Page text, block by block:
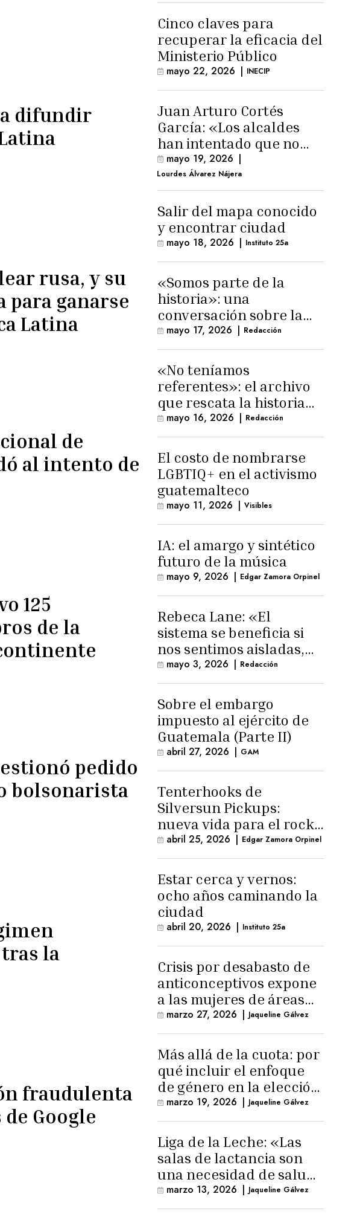
difundir
rusa, y su
ganarse
Latina
de
al intento de
125
de la
pedido
bolsonarista
la
fraudulenta
Google
Cinco claves para
recuperar la eficacia del
Ministerio Público
mayo 22, 2026 | INECIP
Juan Arturo Cortés
García: «Los alcaldes
han intentado que no
exista el terreno
comunal»
mayo 19, 2026 |
Lourdes Álvarez Nájera
Salir del mapa conocido
y encontrar ciudad
mayo 18, 2026 | Instituto 25a
«Somos parte de la
historia»: una
conversación sobre la
memoria trans
masculina
mayo 17, 2026 | Redacción
«No teníamos
referentes»: el archivo
que rescata la historia
trans masculina en
Latinoamérica
mayo 16, 2026 | Redacción
El costo de nombrarse
LGBTIQ+ en el activismo
guatemalteco
mayo 11, 2026 | Visibles
IA: el amargo y sintético
futuro de la música
mayo 9, 2026 | Edgar Zamora Orpinel
Rebeca Lane: «El
sistema se beneficia si
nos sentimos aisladas,
sin esperanza o espacio
para la ternura»
mayo 3, 2026 | Redacción
Sobre el embargo
impuesto al ejército de
Guatemala (Parte II)
abril 27, 2026 | GAM
Tenterhooks de
Silversun Pickups:
nueva vida para el rock
alternativo
abril 25, 2026 | Edgar Zamora Orpinel
Estar cerca y vernos:
ocho años caminando la
ciudad
abril 20, 2026 | Instituto 25a
Crisis por desabasto de
anticonceptivos expone
a las mujeres de áreas
rurales
marzo 27, 2026 | Jaqueline Gálvez
Más allá de la cuota: por
qué incluir el enfoque
de género en la elección
de Fiscal General
marzo 19, 2026 | Jaqueline Gálvez
Liga de la Leche: «Las
salas de lactancia son
una necesidad de salud
pública»
marzo 13, 2026 | Jaqueline Gálvez